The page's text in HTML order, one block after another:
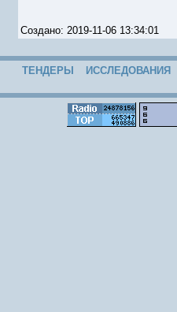
Создано: 2019-11-06 13:34:01
ТЕНДЕРЫ ИССЛЕДОВАНИЯ